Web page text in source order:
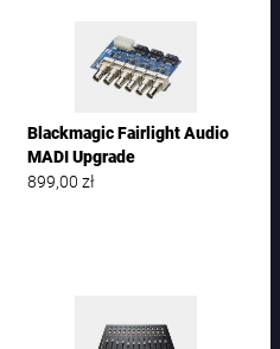
Blackmagic Fairlight Audio
MADI Upgrade
899,00 zł